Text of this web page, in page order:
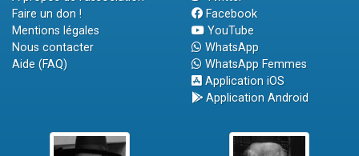
Faire un don !
Mentions légales
Nous contacter
Aide (FAQ)
Facebook
YouTube
WhatsApp
WhatsApp Femmes
Application iOS
Application Android